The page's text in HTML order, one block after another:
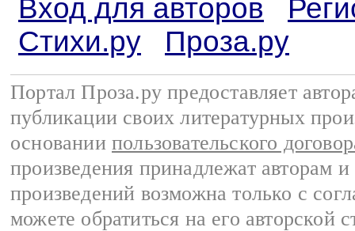
Вход для авторов
Стихи.ру
Проза.ру
Портал Проза.ру предоставляет
публикации своих литературных
основании пользовательского
произведения принадлежат авторам
произведений возможна только с
можете обратиться на его авторской